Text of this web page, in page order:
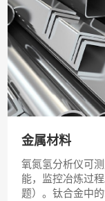
金属材料
氧氮氢分析仪可
能，监控冶炼过
题）。钛合金中